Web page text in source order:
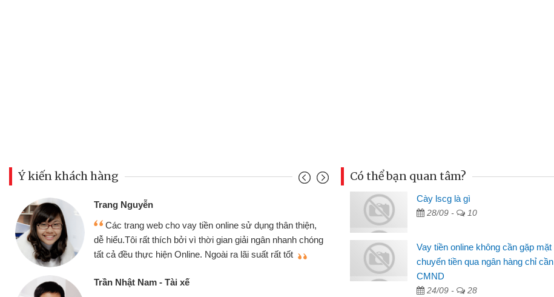
Ý kiến khách hàng
tiền online sử dụng thân thiện,
thời gian giải ngân nhanh chóng
Ngoài ra lãi suất rất tốt
Mình cần tiền gấp nên định cầm cố chiếc xe wave
nhưng thật may đã có gói vay tiền bằng CMND online
không cần gặp mặt nên rất tiện lợi, sẽ giới thiệu cho bạn
Có thể bạn quan tâm?
Cày lscg là gì
28/09 - 10
Vay tiền online không cần gặp mặt
chuyển tiền qua ngân hàng chỉ cần
CMND
24/09 - 28